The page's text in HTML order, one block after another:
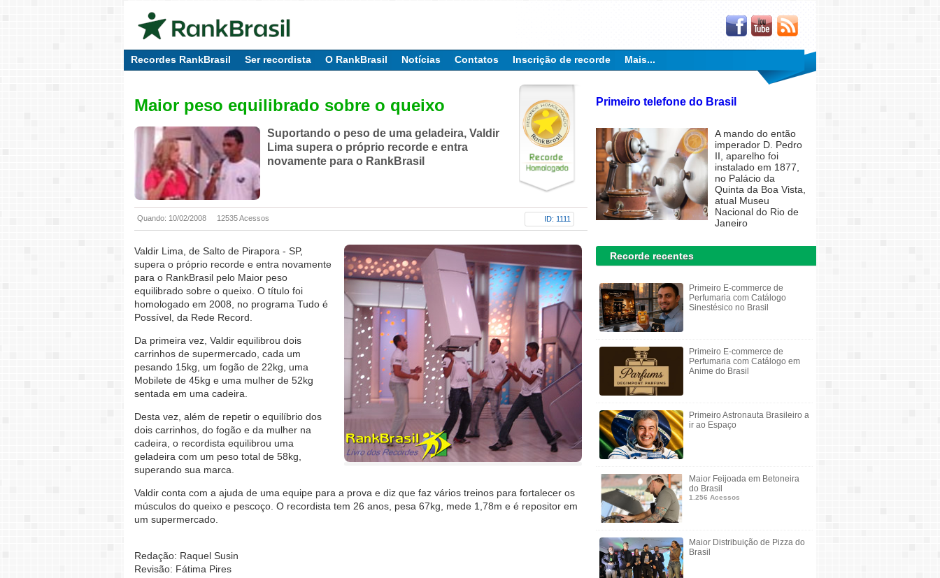
Recordes RankBrasil Ser recordista O RankBrasil Notícias Contatos Inscrição de recorde Mais...
Maior peso equilibrado sobre o queixo
Suportando o peso de uma geladeira, Valdir
Lima supera o próprio recorde e entra
novamente para o RankBrasil
Quando: 10/02/2008 12535 Acessos ID: 1111
Valdir Lima, de Salto de Pirapora - SP,
supera o próprio recorde e entra novamente
para o RankBrasil pelo Maior peso
equilibrado sobre o queixo. O título foi
homologado em 2008, no programa Tudo é
Possível, da Rede Record.
Da primeira vez, Valdir equilibrou dois
carrinhos de supermercado, cada um
pesando 15kg, um fogão de 22kg, uma
Mobilete de 45kg e uma mulher de 52kg
sentada em uma cadeira.
Desta vez, além de repetir o equilíbrio dos
dois carrinhos, do fogão e da mulher na
cadeira, o recordista equilibrou uma
geladeira com um peso total de 58kg,
superando sua marca.
Valdir conta com a ajuda de uma equipe para a prova e diz que faz vários treinos para fortalecer os
músculos do queixo e pescoço. O recordista tem 26 anos, pesa 67kg, mede 1,78m e é repositor em
um supermercado.
Redação: Raquel Susin
Revisão: Fátima Pires
Primeiro telefone do Brasil
A mando do então
imperador D. Pedro
II, aparelho foi
instalado em 1877,
no Palácio da
Quinta da Boa Vista,
atual Museu
Nacional do Rio de
Janeiro
Recorde recentes
Primeiro E-commerce de
Perfumaria com Catálogo
Sinestésico no Brasil
Primeiro E-commerce de
Perfumaria com Catálogo em
Anime do Brasil
Primeiro Astronauta Brasileiro a
ir ao Espaço
Maior Feijoada em Betoneira
do Brasil
1.256 Acessos
Maior Distribuição de Pizza do
Brasil